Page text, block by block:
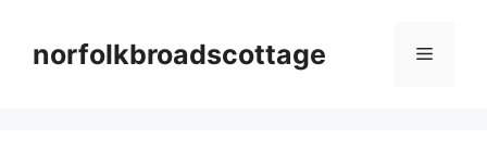
norfolkbroadscottage Menu